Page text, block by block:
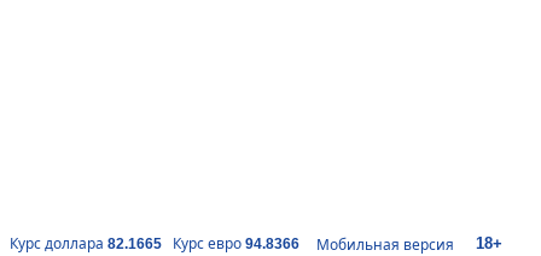
Курс доллара 82.1665 Курс евро 94.8366 Мобильная версия 18+